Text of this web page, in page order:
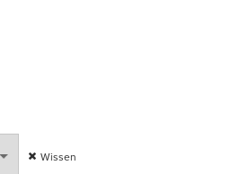
Wissen